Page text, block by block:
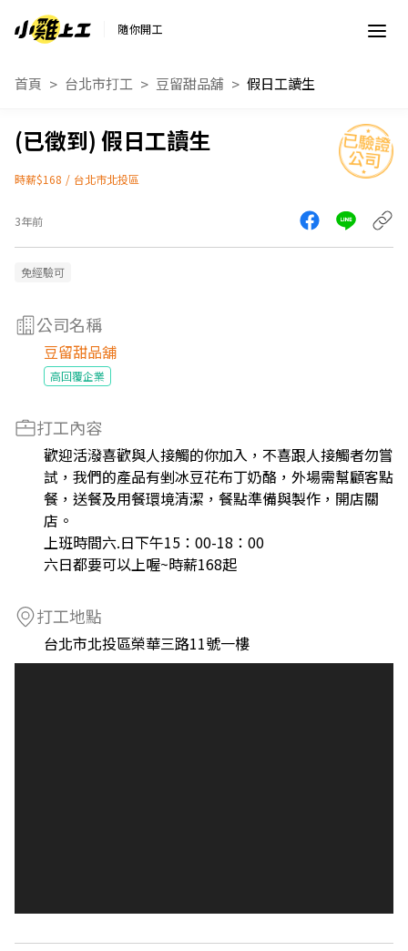
隨你開工
首頁 台北市打工 豆留甜品舖 假日工讀生
假日工讀生
時薪$168 / 台北市北投區
3年前
免經驗可
公司名稱
豆留甜品舖
高回覆企業
打工內容
歡迎活潑喜歡與人接觸的你加入，不喜跟人接觸者勿嘗
試，我們的產品有剉冰豆花布丁奶酪，外場需幫顧客點
餐，送餐及用餐環境清潔，餐點準備與製作，開店關
店。
上班時間六.日下午15：00-18：00
六日都要可以上喔~時薪168起
打工地點
台北市北投區榮華三路11號一樓